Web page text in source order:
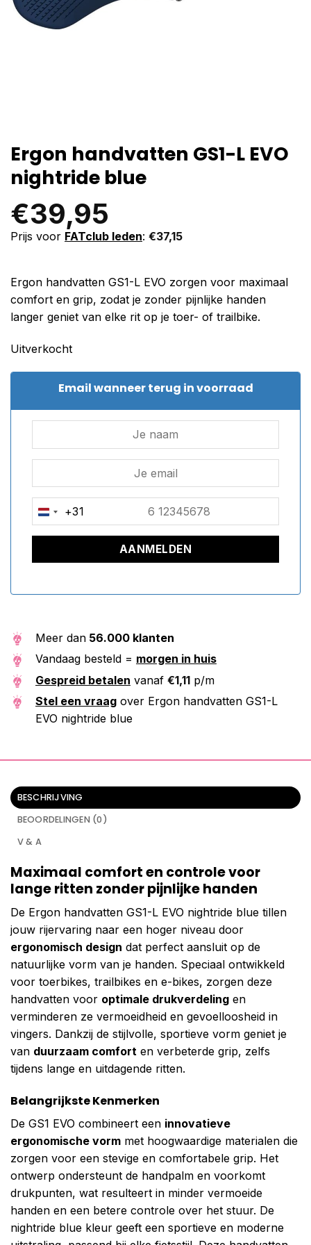
Ergon handvatten GS1-L EVO
nightride blue
€39,95
Prijs voor FATclub leden: €37,15
Ergon handvatten GS1-L EVO zorgen voor maximaal
comfort en grip, zodat je zonder pijnlijke handen
langer geniet van elke rit op je toer- of trailbike.
Uitverkocht
Email wanneer terug in voorraad
NETHERLANDS
+31
+31
Meer dan 56.000 klanten
Vandaag besteld = morgen in huis
Gespreid betalen vanaf €1,11 p/m
Stel een vraag over Ergon handvatten GS1-L
EVO nightride blue
BESCHRIJVING
BEOORDELINGEN (0)
V & A
Maximaal comfort en controle voor
lange ritten zonder pijnlijke handen
De Ergon handvatten GS1-L EVO nightride blue tillen
jouw rijervaring naar een hoger niveau door
ergonomisch design dat perfect aansluit op de
natuurlijke vorm van je handen. Speciaal ontwikkeld
voor toerbikes, trailbikes en e-bikes, zorgen deze
handvatten voor optimale drukverdeling en
verminderen ze vermoeidheid en gevoelloosheid in
vingers. Dankzij de stijlvolle, sportieve vorm geniet je
van duurzaam comfort en verbeterde grip, zelfs
tijdens lange en uitdagende ritten.
Belangrijkste Kenmerken
De GS1 EVO combineert een innovatieve
ergonomische vorm met hoogwaardige materialen die
zorgen voor een stevige en comfortabele grip. Het
ontwerp ondersteunt de handpalm en voorkomt
drukpunten, wat resulteert in minder vermoeide
handen en een betere controle over het stuur. De
nightride blue kleur geeft een sportieve en moderne